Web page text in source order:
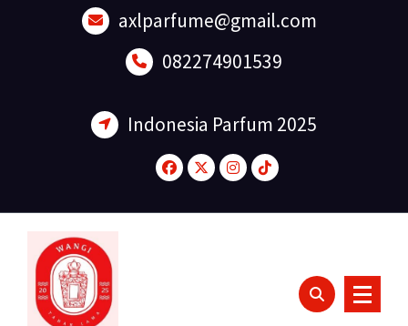
axlparfume@gmail.com
082274901539
Indonesia Parfum 2025